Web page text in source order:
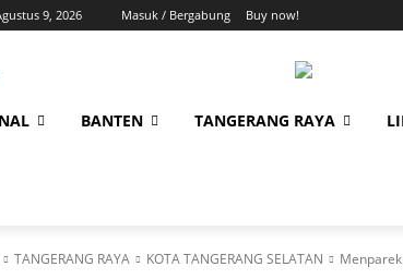
9, 2026 Masuk / Bergabung Buy now!
BANTEN TANGERANG RAYA
TANGERANG RAYA KOTA TANGERANG SELATAN